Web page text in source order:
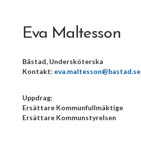
Eva Maltesson
Båstad, Undersköterska
Kontakt: eva.maltesson@bastad.se
Uppdrag:
Ersättare Kommunfullmäktige
Ersättare Kommunstyrelsen